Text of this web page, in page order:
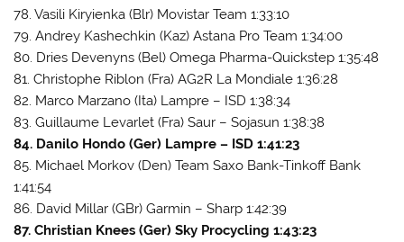
78. Vasili Kiryienka (Blr) Movistar Team 1:33:10
79. Andrey Kashechkin (Kaz) Astana Pro Team 1:34:00
80. Dries Devenyns (Bel) Omega Pharma-Quickstep 1:35:48
81. Christophe Riblon (Fra) AG2R La Mondiale 1:36:28
82. Marco Marzano (Ita) Lampre – ISD 1:38:34
83. Guillaume Levarlet (Fra) Saur – Sojasun 1:38:38
84. Danilo Hondo (Ger) Lampre – ISD 1:41:23
85. Michael Morkov (Den) Team Saxo Bank-Tinkoff Bank
1:41:54
86. David Millar (GBr) Garmin – Sharp 1:42:39
87. Christian Knees (Ger) Sky Procycling 1:43:23